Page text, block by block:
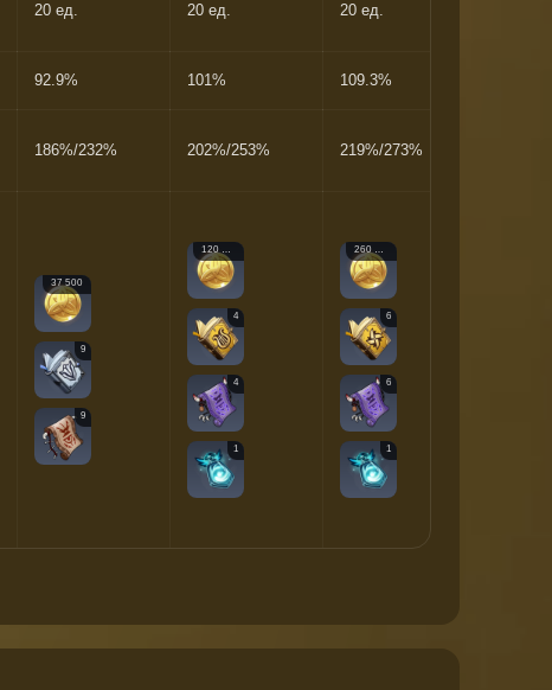
20 ед. 20 ед. 20 ед.
92.9% 101% 109.3%
186%/232% 202%/253% 219%/273%
37 500
9
9
120 000
4
4
1
260 000
6
6
1